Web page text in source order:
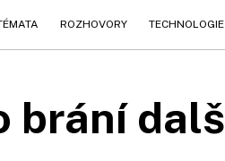
ROZHOVORY TECHNOLOGIE
brání